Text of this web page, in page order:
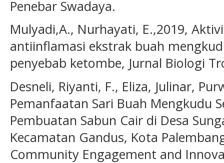
Penebar Swadaya.
Mulyadi,A., Nurhayati, E.,2019,
antiinflamasi ekstrak buah
penyebab ketombe, Jurnal Biologi
Desneli, Riyanti, F., Eliza, Julinar,
Pemanfaatan Sari Buah Mengkudu
Pembuatan Sabun Cair di Desa
Kecamatan Gandus, Kota
Community Engagement and